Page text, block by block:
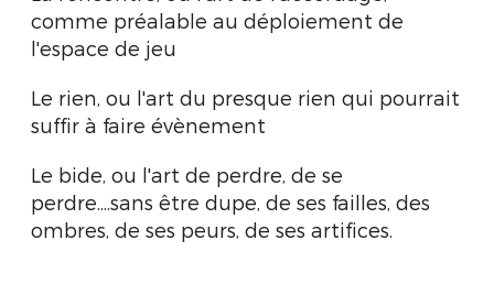
comme préalable au déploiement de
l'espace de jeu
Le rien, ou l'art du presque rien qui pourrait
suffir à faire évènement
Le bide, ou l'art de perdre, de se
perdre....sans être dupe, de ses failles, des
ombres, de ses peurs, de ses artifices.